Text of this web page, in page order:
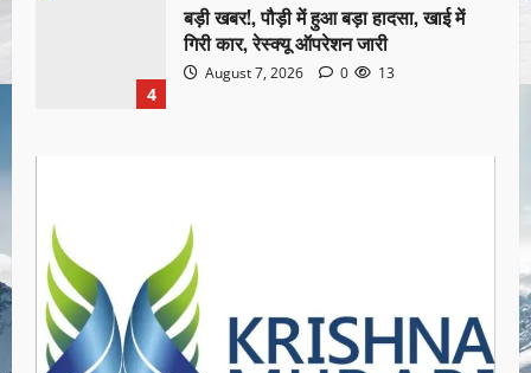
4
बड़ी खबर!, पौड़ी में हुआ बड़ा हादसा, खाई में
गिरी कार, रेस्क्यू ऑपरेशन जारी
August 7, 2026 0 13